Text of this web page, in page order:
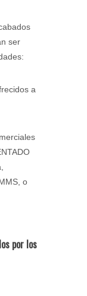
ser
a
o
por los